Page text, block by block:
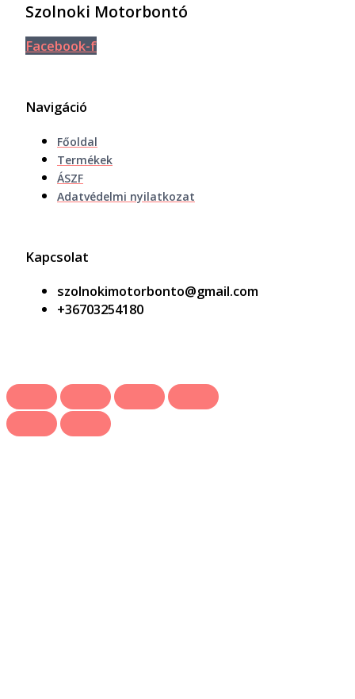
Szolnoki Motorbontó
Facebook-f
Navigáció
Főoldal
Termékek
ÁSZF
Adatvédelmi nyilatkozat
Kapcsolat
szolnokimotorbonto@gmail.com
+36703254180